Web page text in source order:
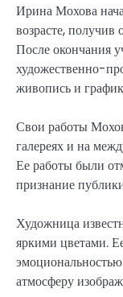
Ирина Мохова
возрасте, получив
После окончания
художественно-
живопись и
Свои работы
галереях и на
Ее работы были
признание
Художница
яркими цветами.
атмосферу